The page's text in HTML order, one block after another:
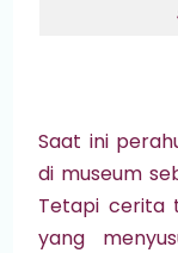
Saat ini
di museum
Tetapi cerita
yang